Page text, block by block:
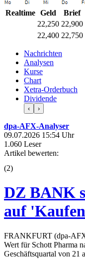
Realtime Geld Brief
22,250 22,900
22,400 22,750
Nachrichten
Analysen
Kurse
Chart
Xetra-Orderbuch
Dividende
‹ ›
dpa-AFX-Analyser
09.07.2026 15:54 Uhr
1.060 Leser
Artikel bewerten:
(2)
DZ BANK
auf
FRANKFURT (dpa-
Wert für Schott Pharma
Geschäftsquartal von 21